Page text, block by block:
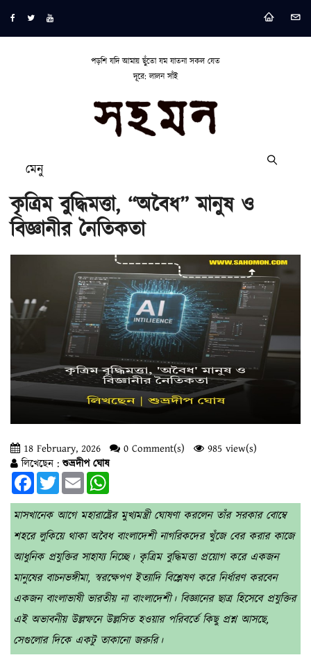
পড়শি যদি আমায় ছুঁতো যম যাতনা সকল যেত
দূরে: লালন সাঁই
মেনু
কৃত্রিম বুদ্ধিমত্তা, “অবৈধ” মানুষ ও
বিজ্ঞানীর নৈতিকতা
18 February, 2026 0 Comment(s)
985 view(s)
লিখেছেন :শুভ্রদীপ ঘোষ
FacebookTwitterEmail
মাসখানেক আগে মহারাষ্ট্রের মুখ্যমন্ত্রী ঘোষণা করলেন তাঁর সরকার বোম্বে
শহরে লুকিয়ে থাকা অবৈধ বাংলাদেশী নাগরিকদের খুঁজে বের করার কাজে
আধুনিক প্রযুক্তির সাহায্য নিচ্ছে। কৃত্রিম বুদ্ধিমত্তা প্রয়োগ করে একজন
মানুষের বাচনভঙ্গীমা, স্বরক্ষেপণ ইত্যাদি বিশ্লেষণ করে নির্ধারণ করবেন
একজন বাংলাভাষী ভারতীয় না বাংলাদেশী। বিজ্ঞানের ছাত্র হিসেবে প্রযুক্তির
এই অভাবনীয় উল্লম্ফনে উল্লসিত হওয়ার পরিবর্তে কিছু প্রশ্ন আসছে,
সেগুলোর দিকে একটু তাকানো জরুরি।